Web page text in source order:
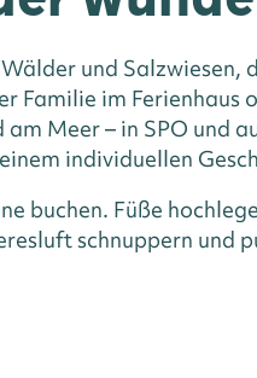
und
Familie im
Meer – in SPO und
individuellen
buchen. Füße
schnuppern und